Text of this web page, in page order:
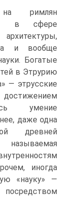
на римлян
в сфере
и вообще
Богатые
в Этрурию
— этрусские
умение
даже одна
древней
иногда
«науку» —